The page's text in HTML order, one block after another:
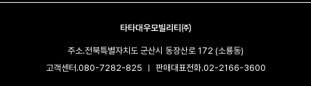
타타대우모빌리티㈜
주소.전북특별자치도 군산시 동장산로 172 (소룡동)
고객센터.080-7282-825 판매대표전화.02-2166-3600​